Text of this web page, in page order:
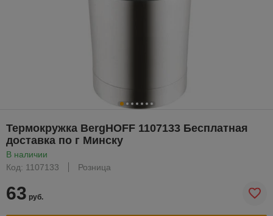
Термокружка BergHOFF 1107133 Бесплатная
доставка по г Минску
В наличии
Код: 1107133
Розница
63 руб.